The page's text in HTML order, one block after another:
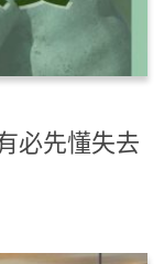
必先懂失去